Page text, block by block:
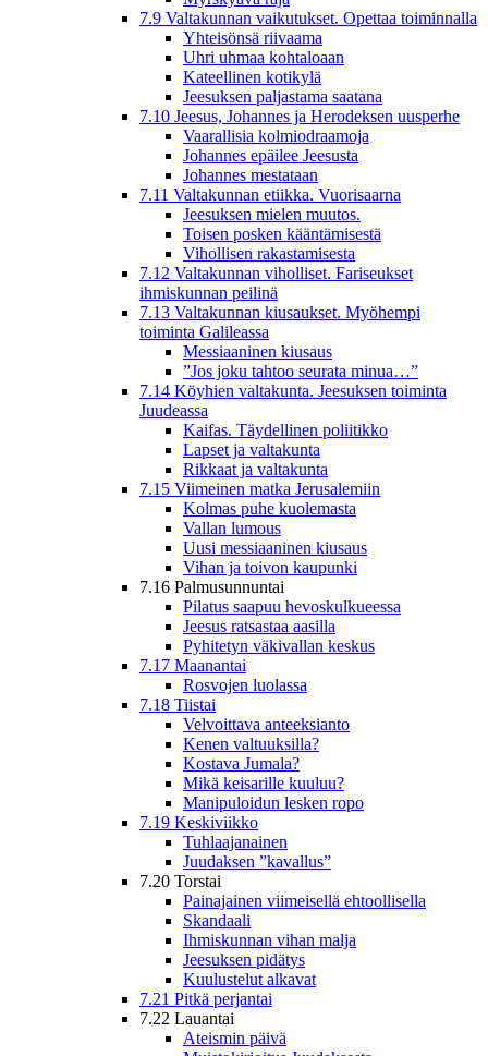
7.9 Valtakunnan vaikutukset. Opettaa toiminnalla
Yhteisönsä riivaama
Uhri uhmaa kohtaloaan
Kateellinen kotikylä
Jeesuksen paljastama saatana
7.10 Jeesus, Johannes ja Herodeksen uusperhe
Vaarallisia kolmiodraamoja
Johannes epäilee Jeesusta
Johannes mestataan
7.11 Valtakunnan etiikka. Vuorisaarna
Jeesuksen mielen muutos.
Toisen posken kääntämisestä
Vihollisen rakastamisesta
7.12 Valtakunnan viholliset. Fariseukset
ihmiskunnan peilinä
7.13 Valtakunnan kiusaukset. Myöhempi
toiminta Galileassa
Messiaaninen kiusaus
”Jos joku tahtoo seurata minua…”
7.14 Köyhien valtakunta. Jeesuksen toiminta
Juudeassa
Kaifas. Täydellinen poliitikko
Lapset ja valtakunta
Rikkaat ja valtakunta
7.15 Viimeinen matka Jerusalemiin
Kolmas puhe kuolemasta
Vallan lumous
Uusi messiaaninen kiusaus
Vihan ja toivon kaupunki
7.16 Palmusunnuntai
Pilatus saapuu hevoskulkueessa
Jeesus ratsastaa aasilla
Pyhitetyn väkivallan keskus
7.17 Maanantai
Rosvojen luolassa
7.18 Tiistai
Velvoittava anteeksianto
Kenen valtuuksilla?
Kostava Jumala?
Mikä keisarille kuuluu?
Manipuloidun lesken ropo
7.19 Keskiviikko
Tuhlaajanainen
Juudaksen ”kavallus”
7.20 Torstai
Painajainen viimeisellä ehtoollisella
Skandaali
Ihmiskunnan vihan malja
Jeesuksen pidätys
Kuulustelut alkavat
7.21 Pitkä perjantai
7.22 Lauantai
Ateismin päivä